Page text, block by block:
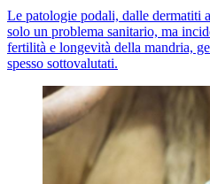
Le patologie podali, dalle dermatiti
solo un problema sanitario, ma
fertilità e longevità della mandria,
spesso sottovalutati.